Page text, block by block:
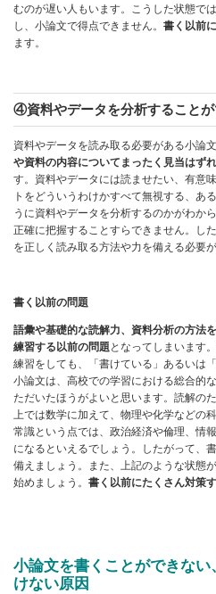
むのが遅い人もいます。こうした状態で
し、小論文で得点できません。 書く以前
ます。
④資料やデータを分析すること
資料やデータを読み取る必要がある小論
や資料の内容についてまったく見当はず
す。資料やデータには読ませたい、有意
トをどういうわけかすべて無視する、あ
うに資料やデータを分析するのかがわか
正確に把握することすらできません。し
を正しく読み取る方法や力を備える必要
書く以前の問題
語彙や基礎的な読解力、資料分析の方法
練習する以前の問題となってしまいます
練習をしても、「書けている」あるいは
小論文は、高校での学習における総合的
ただいたほうがよいと思います。読解の
上では数学に加えて、物理や化学などの
常識という点では、政治経済や倫理、情
になるといえるでしょう。したがって、
備えましょう。また、上記のような状態
始めましょう。 書く以前にたくさん対策
小論文を書くことができな
けない原因